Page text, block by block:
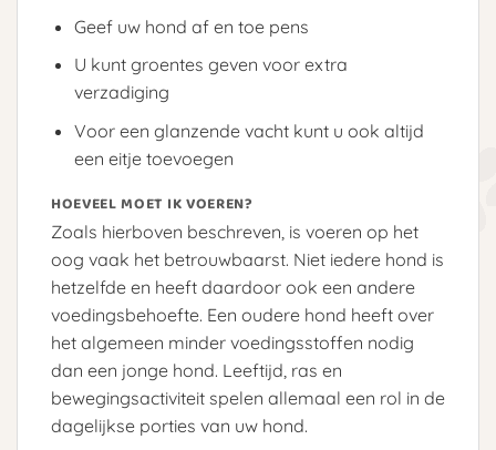
Geef uw hond af en toe pens
U kunt groentes geven voor extra
verzadiging
Voor een glanzende vacht kunt u ook altijd
een eitje toevoegen
HOEVEEL MOET IK VOEREN?
Zoals hierboven beschreven, is voeren op het
oog vaak het betrouwbaarst. Niet iedere hond is
hetzelfde en heeft daardoor ook een andere
voedingsbehoefte. Een oudere hond heeft over
het algemeen minder voedingsstoffen nodig
dan een jonge hond. Leeftijd, ras en
bewegingsactiviteit spelen allemaal een rol in de
dagelijkse porties van uw hond.